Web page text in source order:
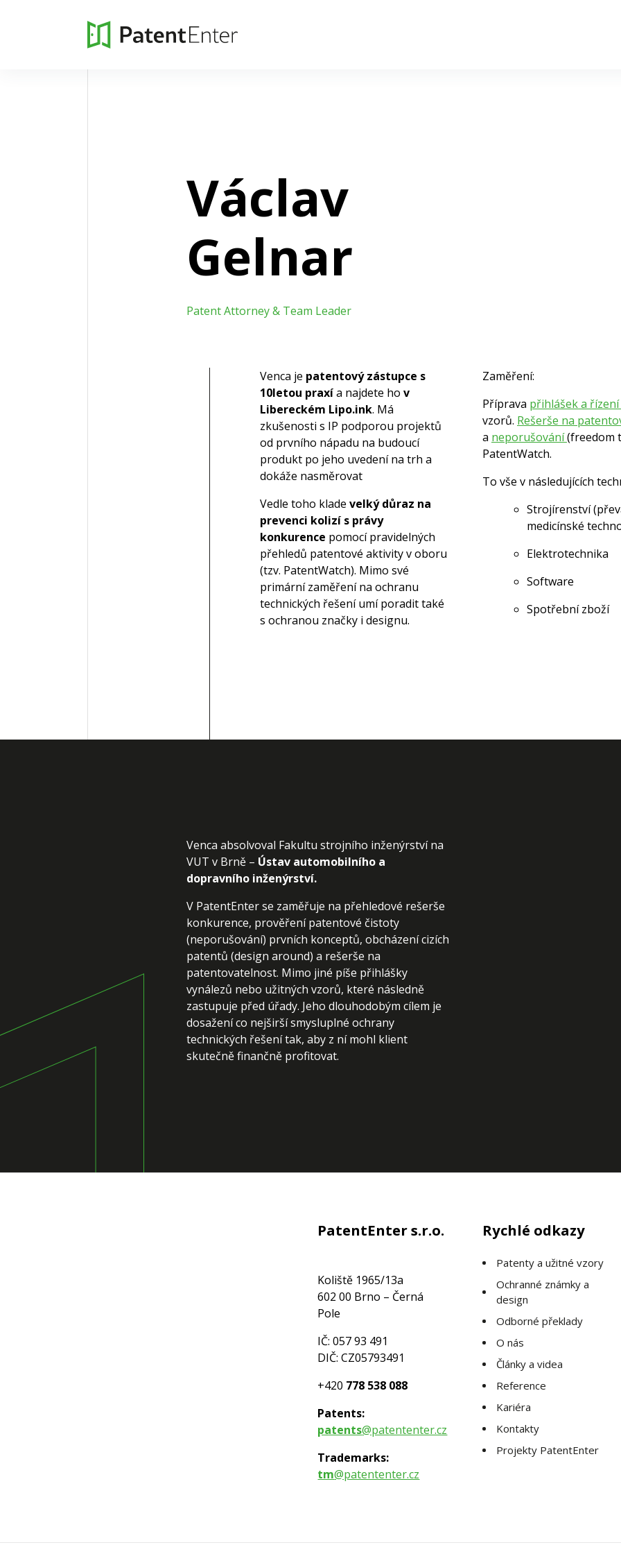
Václav
Gelnar
Patent Attorney & Team Leader
Venca je patentový zástupce s
10letou praxía najdete ho v
Libereckém Lipo.ink. Má
zkušenosti s IP podporou projektů
od prvního nápadu na budoucí
produkt po jeho uvedení na trh a
dokáže nasměrovat
Vedle toho kladevelký důraz na
prevenci kolizí s právy
konkurence pomocí pravidelných
přehledů patentové aktivity v oboru
(tzv. PatentWatch). Mimo své
primární zaměření na ochranu
technických řešení umí poradit také
s ochranou značky i designu.
Zaměření:
Příprava přihlášek a
vzorů. Rešerše na
a neporušování(freedom
PatentWatch.
To vše v následujících
Strojírenství
medicínské
Elektrotechnika
Software
Spotřební zboží
Venca absolvoval Fakultu strojního inženýrství na
VUT v Brně – Ústav automobilního a
dopravního inženýrství.
V PatentEnter se zaměřuje na přehledové rešerše
konkurence, prověření patentové čistoty
(neporušování) prvních konceptů, obcházení cizích
patentů (design around) a rešerše na
patentovatelnost. Mimo jiné píše přihlášky
vynálezů nebo užitných vzorů, které následně
zastupuje před úřady. Jeho dlouhodobým cílem je
dosažení co nejširší smysluplné ochrany
technických řešení tak, aby z ní mohl klient
skutečně finančně profitovat.
PatentEnter s.r.o.
Koliště 1965/13a
602 00 Brno – Černá
Pole
IČ: 057 93 491
DIČ: CZ05793491
+420 778 538 088
Patents:
patents@patententer.cz
Trademarks:
tm@patententer.cz
Rychlé odkazy
Patenty a užitné vzory
Ochranné známky a
design
Odborné překlady
O nás
Články a videa
Reference
Kariéra
Kontakty
Projekty PatentEnter